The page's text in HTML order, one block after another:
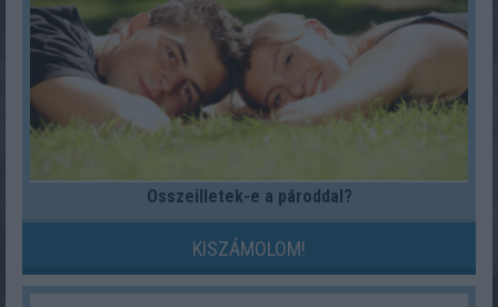
Összeilletek-e a pároddal?
KISZÁMOLOM!